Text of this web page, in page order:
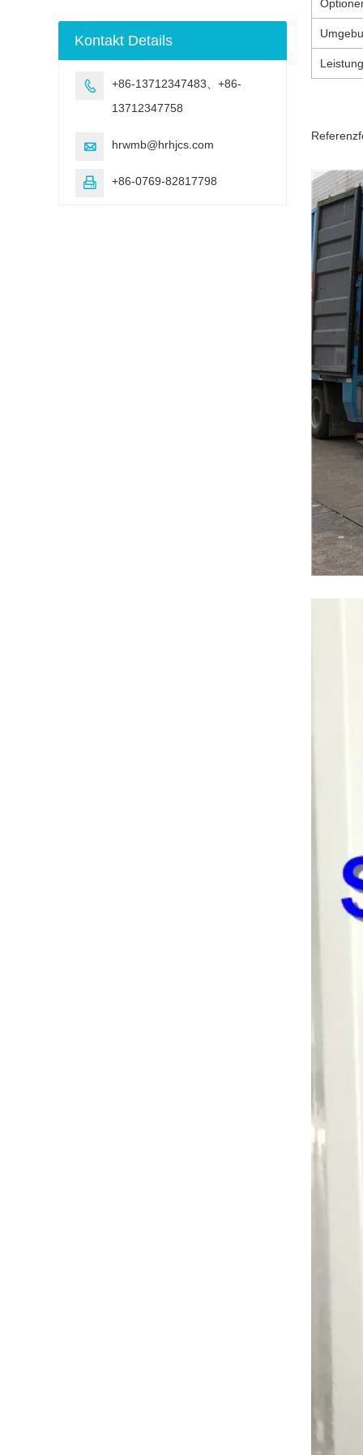
Leistung
Bewitterung
Testmaschine
Kontakt Details

+86-13712347483、+86-
13712347758
 hrwmb@hrhjcs.com
 +86-0769-82817798